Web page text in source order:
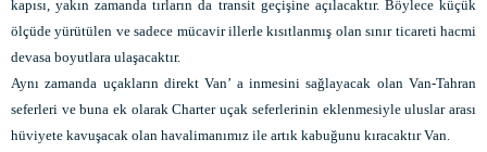
kapısı, yakın zamanda tırların da transit geçişine açılacaktır. Böylece küçük
ölçüde yürütülen ve sadece mücavir illerle kısıtlanmış olan sınır ticareti hacmi
devasa boyutlara ulaşacaktır.
Aynı zamanda uçakların direkt Van’ a inmesini sağlayacak olan Van-Tahran
seferleri ve buna ek olarak Charter uçak seferlerinin eklenmesiyle uluslar arası
hüviyete kavuşacak olan havalimanımız ile artık kabuğunu kıracaktır Van.